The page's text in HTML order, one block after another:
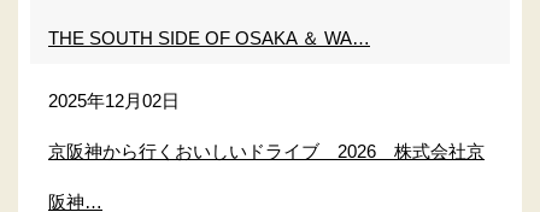
THE SOUTH SIDE OF OSAKA ＆ WA…
2025年12月02日
京阪神から行くおいしいドライブ 2026 株式会社京
阪神…